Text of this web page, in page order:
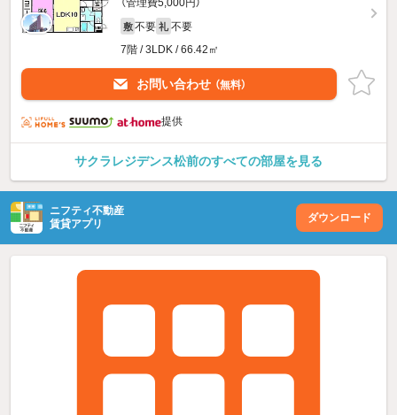
（管理費5,000円）
敷 不要 礼 不要
7階 / 3LDK / 66.42㎡
お問い合わせ （無料）
提供
サクラレジデンス松前のすべての部屋を見る
ニフティ不動産
賃貸アプリ
ダウンロード